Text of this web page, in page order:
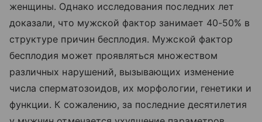
женщины. Однако исследования последних лет
доказали, что мужской фактор занимает 40-50% в
структуре причин бесплодия. Мужской фактор
бесплодия может проявляться множеством
различных нарушений, вызывающих изменение
числа сперматозоидов, их морфологии, генетики и
функции. К сожалению, за последние десятилетия